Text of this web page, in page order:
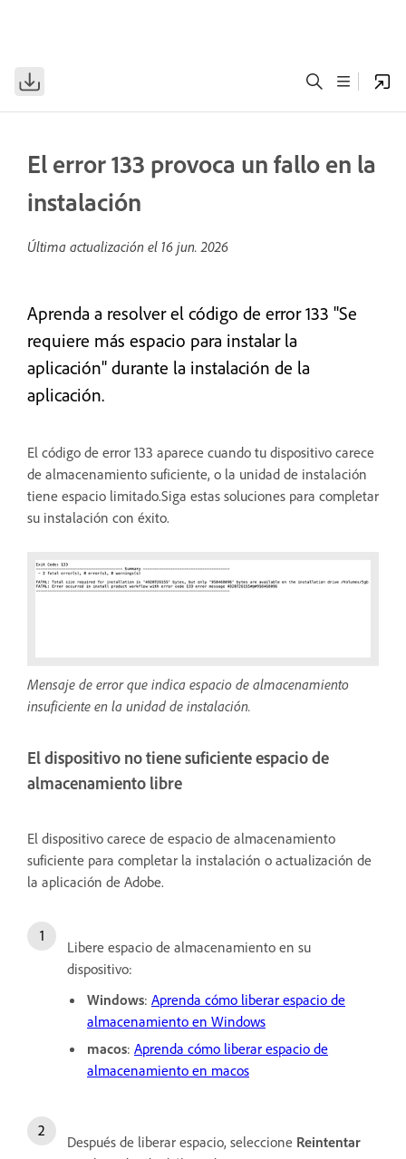
El error 133 provoca un fallo en la
instalación
Última actualización el 16 jun. 2026
Aprenda a resolver el código de error 133 "Se
requiere más espacio para instalar la
aplicación" durante la instalación de la
aplicación.
El código de error 133 aparece cuando tu dispositivo carece
de almacenamiento suficiente, o la unidad de instalación
tiene espacio limitado.Siga estas soluciones para completar
su instalación con éxito.
Mensaje de error que indica espacio de almacenamiento
insuficiente en la unidad de instalación.
El dispositivo no tiene suficiente espacio de
almacenamiento libre
El dispositivo carece de espacio de almacenamiento
suficiente para completar la instalación o actualización de
la aplicación de Adobe.
Libere espacio de almacenamiento en su
dispositivo:
Windows: Aprenda cómo liberar espacio de
almacenamiento en Windows
macos: Aprenda cómo liberar espacio de
almacenamiento en macos
Después de liberar espacio, seleccione Reintentar